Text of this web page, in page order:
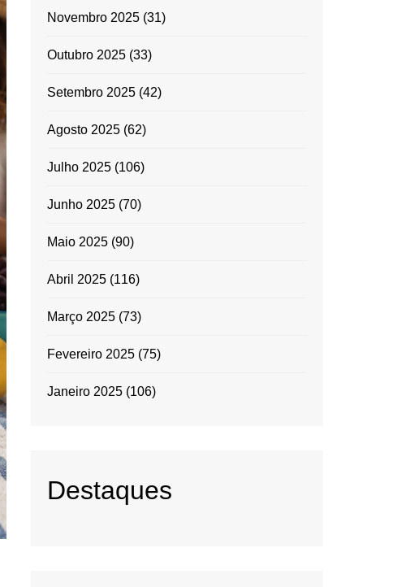
Novembro 2025 (31)
Outubro 2025 (33)
Setembro 2025 (42)
Agosto 2025 (62)
Julho 2025 (106)
Junho 2025 (70)
Maio 2025 (90)
Abril 2025 (116)
Março 2025 (73)
Fevereiro 2025 (75)
Janeiro 2025 (106)
Destaques